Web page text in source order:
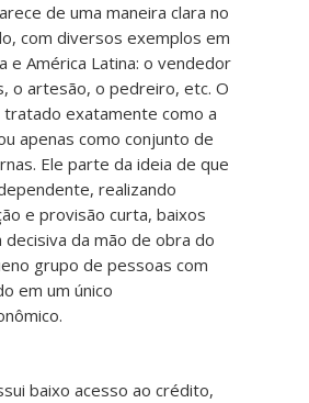
de uma maneira clara no
com diversos exemplos em
e América Latina: o vendedor
o artesão, o pedreiro, etc. O
exatamente como a
apenas como conjunto de
Ele parte da ideia de que
realizando
e provisão curta, baixos
da mão de obra do
grupo de pessoas com
em um único
baixo acesso ao crédito,